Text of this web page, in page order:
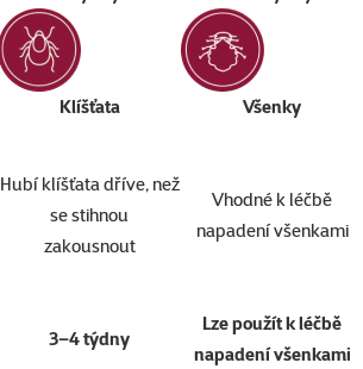
Klíšťata
Všenky
Hubí klíšťata dříve, než
se stihnou
zakousnout
Vhodné k léčbě
napadení všenkami
3–4 týdny
Lze použít k léčbě
napadení všenkami